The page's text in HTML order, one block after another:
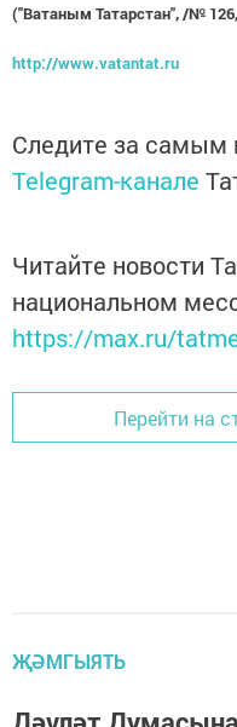
("Ватаным Татарстан", /№
http://www.vatantat.ru
Следите за
Telegram-канале
Читайте новости
национальном
https://max.ru/
Перейти на
ҖӘМГЫЯТЬ